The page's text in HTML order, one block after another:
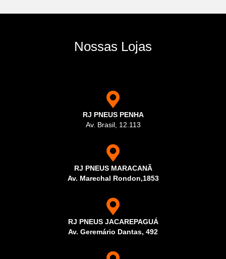
Nossas Lojas
RJ PNEUS PENHA
Av. Brasil, 12.113
RJ PNEUS MARACANÃ
Av. Marechal Rondon,1853
RJ PNEUS JACAREPAGUÁ
Av. Geremário Dantas, 492